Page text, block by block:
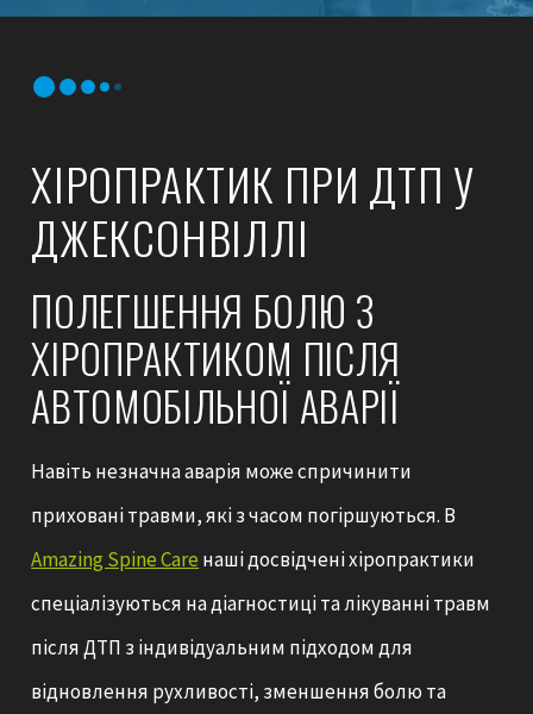
ХІРОПРАКТИК ПРИ ДТП У
ДЖЕКСОНВІЛЛІ
ПОЛЕГШЕННЯ БОЛЮ З
ХІРОПРАКТИКОМ ПІСЛЯ
АВТОМОБІЛЬНОЇ АВАРІЇ
Навіть незначна аварія може спричинити
приховані травми, які з часом погіршуються. В
Amazing Spine Care наші досвідчені хіропрактики
спеціалізуються на діагностиці та лікуванні травм
після ДТП з індивідуальним підходом для
відновлення рухливості, зменшення болю та